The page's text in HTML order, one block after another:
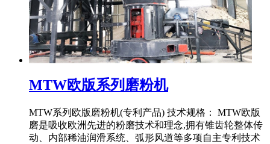
MTW欧版系列磨粉机
MTW系列欧版磨粉机(专利产品) 技术规格： MTW欧版
磨是吸收欧洲先进的粉磨技术和理念,拥有锥齿轮整体传
动、内部稀油润滑系统、弧形风道等多项自主专利技术